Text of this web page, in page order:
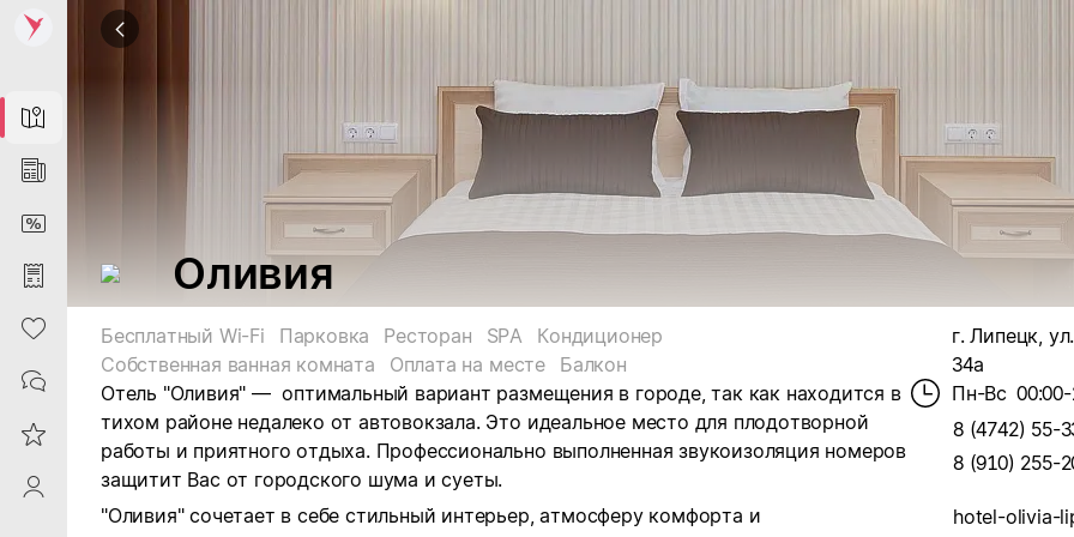
Map
News
DiscountCard
Purchases
Heart
Contacts
Reviews
ProfileSaby
Оливия
Бесплатный Wi-Fi Парковка Ресторан SPA
Кондиционер
Собственная ванная комната
Оплата на месте
Балкон
Отель "Оливия" — оптимальный вариант размещения в городе, так как находится в
тихом районе недалеко от автовокзала. Это идеальное место для плодотворной
работы и приятного отдыха. Профессионально выполненная звукоизоляция номеров
защитит Вас от городского шума и суеты.
"Оливия" сочетает в себе стильный интерьер, атмосферу комфорта и
г. Липецк,
34а
Пн-Вс
8 (4742) 55-
8 (910) 255-
hotel-olivia-